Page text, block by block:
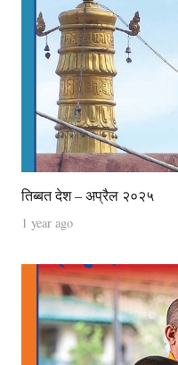
तिब्बत देश – अप्रैल २०२५
1 year ago